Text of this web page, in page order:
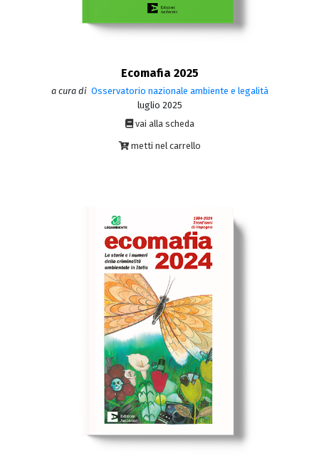
Ecomafia 2025
a cura di Osservatorio nazionale ambiente e legalità
luglio 2025
vai alla scheda
metti nel carrello